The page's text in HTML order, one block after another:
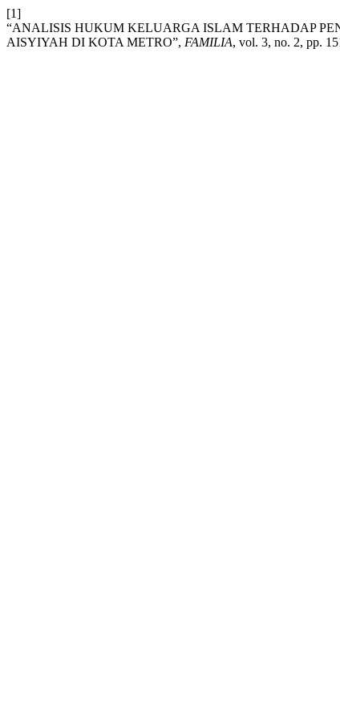
[1]
“ANALISIS HUKUM KELUARGA ISLAM TERHADAP
AISYIYAH DI KOTA METRO”, FAMILIA, vol. 3, no. 2, pp.